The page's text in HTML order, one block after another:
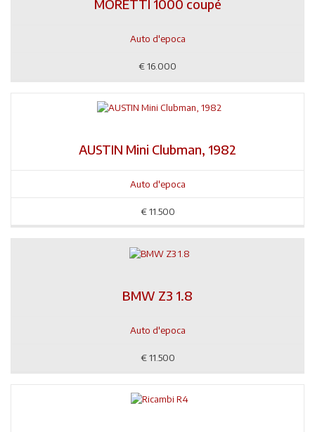
MORETTI 1000 coupé
Auto d'epoca
€16.000
AUSTIN Mini Clubman, 1982
Auto d'epoca
€ 11.500
BMW Z3 1.8
Auto d'epoca
€ 11.500